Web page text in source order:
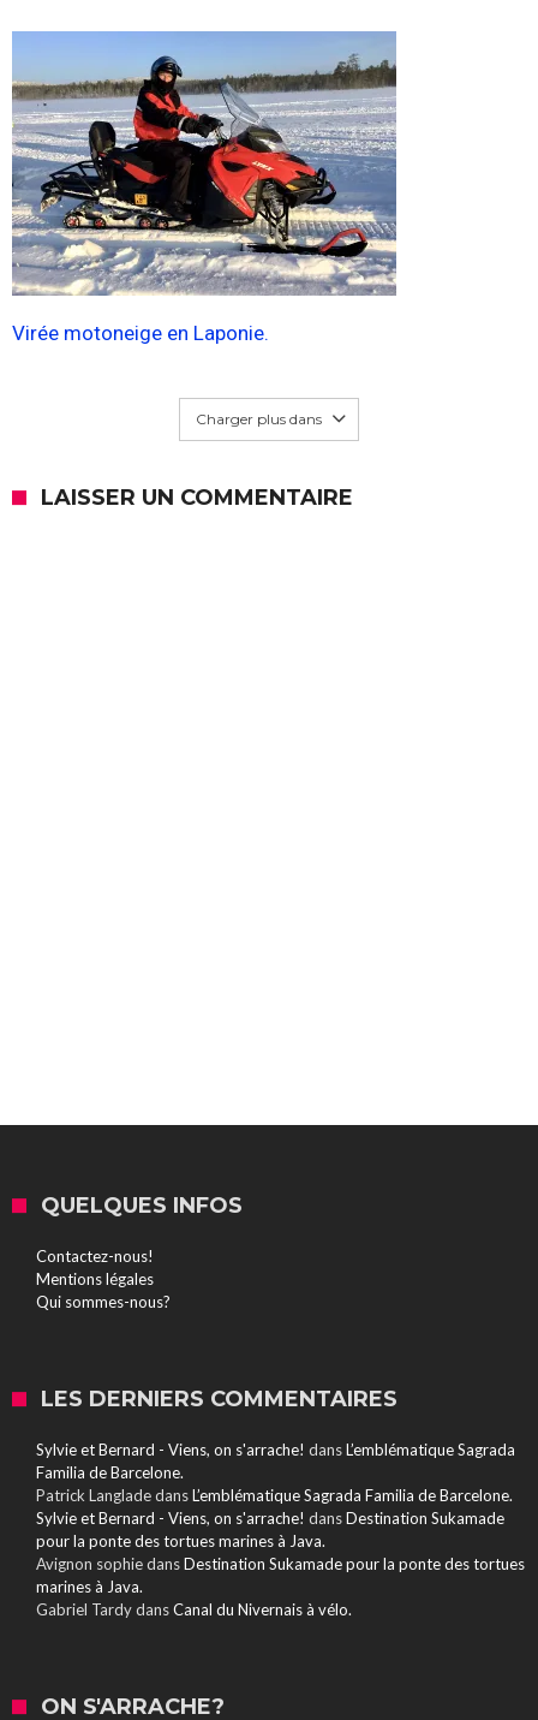
Virée motoneige en Laponie.
Charger plus dans
LAISSER UN COMMENTAIRE
QUELQUES INFOS
Contactez-nous!
Mentions légales
Qui sommes-nous?
LES DERNIERS COMMENTAIRES
Sylvie et Bernard - Viens, on s'arrache! dansL’emblématique Sagrada
Familia de Barcelone.
Patrick LangladedansL’emblématique Sagrada Familia de Barcelone.
Sylvie et Bernard - Viens, on s'arrache! dansDestination Sukamade
pour la ponte des tortues marines à Java.
Avignon sophiedansDestination Sukamade pour la ponte des tortues
marines à Java.
Gabriel TardydansCanal du Nivernais à vélo.
ON S'ARRACHE?